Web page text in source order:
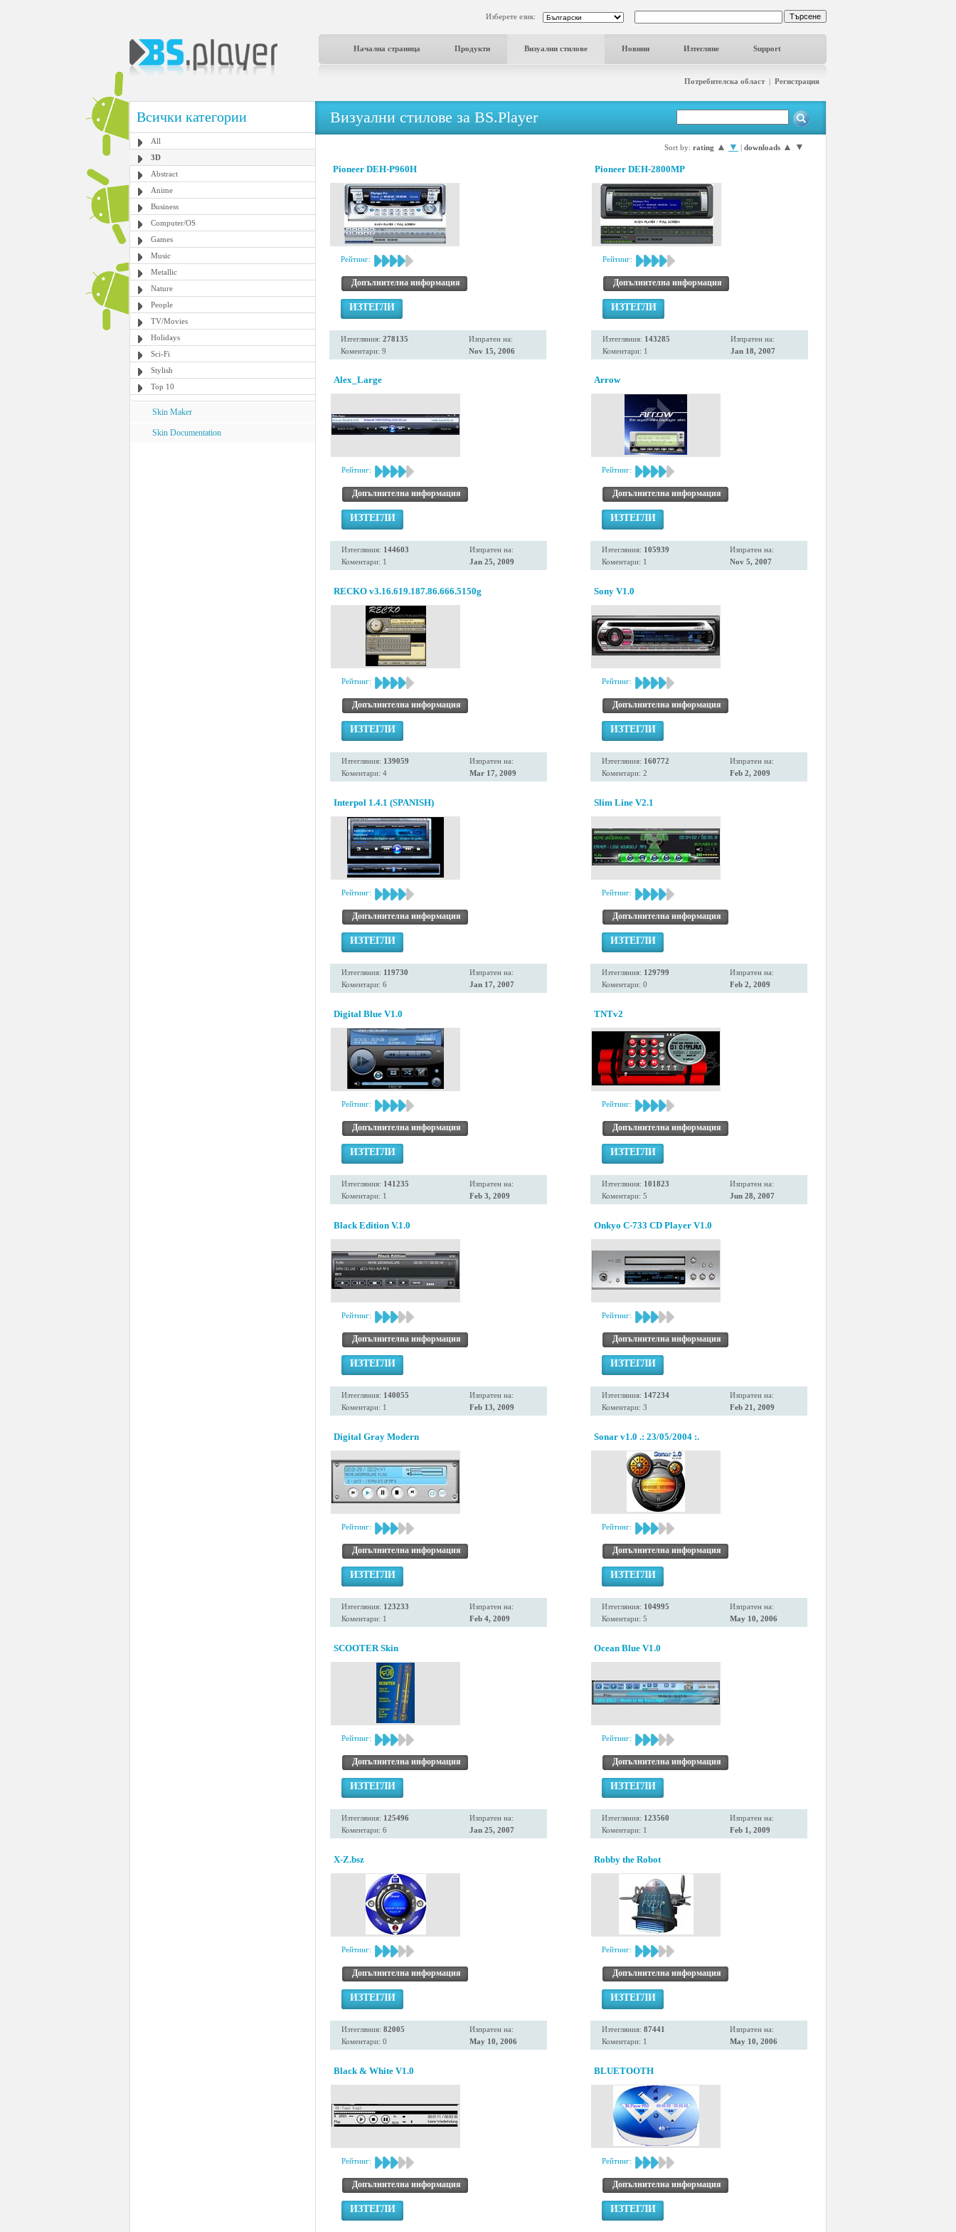
Изберете език:
Начална страница Продукти Визуални стилове Новини Изтегляне Support
Потребителска област| Регистрация
Всички категории
All
3D
Abstract
Anime
Business
Computer/OS
Games
Music
Metallic
Nature
People
TV/Movies
Holidays
Sci-Fi
Stylish
Top 10
Skin Maker
Skin Documentation
Визуални стилове за BS.Player
Sort by: rating ▲ ▼ | downloads ▲ ▼
Pioneer DEH-P960H
Рейтинг:
Допълнителна информация
ИЗТЕГЛИ
Изтегляния: 278135
Коментари: 9
Изпратен на:
Nov 15, 2006
Pioneer DEH-2800MP
Рейтинг:
Допълнителна информация
ИЗТЕГЛИ
Изтегляния: 143285
Коментари: 1
Изпратен на:
Jan 18, 2007
Alex_Large
Рейтинг:
Допълнителна информация
ИЗТЕГЛИ
Изтегляния: 144603
Коментари: 1
Изпратен на:
Jan 25, 2009
Arrow
Рейтинг:
Допълнителна информация
ИЗТЕГЛИ
Изтегляния: 105939
Коментари: 1
Изпратен на:
Nov 5, 2007
RECKO v3.16.619.187.86.666.5150g
Рейтинг:
Допълнителна информация
ИЗТЕГЛИ
Изтегляния: 139059
Коментари: 4
Изпратен на:
Mar 17, 2009
Sony V1.0
Рейтинг:
Допълнителна информация
ИЗТЕГЛИ
Изтегляния: 160772
Коментари: 2
Изпратен на:
Feb 2, 2009
Interpol 1.4.1 (SPANISH)
Рейтинг:
Допълнителна информация
ИЗТЕГЛИ
Изтегляния: 119730
Коментари: 6
Изпратен на:
Jan 17, 2007
Slim Line V2.1
Рейтинг:
Допълнителна информация
ИЗТЕГЛИ
Изтегляния: 129799
Коментари: 0
Изпратен на:
Feb 2, 2009
Digital Blue V1.0
Рейтинг:
Допълнителна информация
ИЗТЕГЛИ
Изтегляния: 141235
Коментари: 1
Изпратен на:
Feb 3, 2009
TNTv2
Рейтинг:
Допълнителна информация
ИЗТЕГЛИ
Изтегляния: 101823
Коментари: 5
Изпратен на:
Jun 28, 2007
Black Edition V.1.0
Рейтинг:
Допълнителна информация
ИЗТЕГЛИ
Изтегляния: 140055
Коментари: 1
Изпратен на:
Feb 13, 2009
Onkyo C-733 CD Player V1.0
Рейтинг:
Допълнителна информация
ИЗТЕГЛИ
Изтегляния: 147234
Коментари: 3
Изпратен на:
Feb 21, 2009
Digital Gray Modern
Рейтинг:
Допълнителна информация
ИЗТЕГЛИ
Изтегляния: 123233
Коментари: 1
Изпратен на:
Feb 4, 2009
Sonar v1.0 .: 23/05/2004 :.
Рейтинг:
Допълнителна информация
ИЗТЕГЛИ
Изтегляния: 104995
Коментари: 5
Изпратен на:
May 10, 2006
SCOOTER Skin
Рейтинг:
Допълнителна информация
ИЗТЕГЛИ
Изтегляния: 125496
Коментари: 6
Изпратен на:
Jan 25, 2007
Ocean Blue V1.0
Рейтинг:
Допълнителна информация
ИЗТЕГЛИ
Изтегляния: 123560
Коментари: 1
Изпратен на:
Feb 1, 2009
X-Z.bsz
Рейтинг:
Допълнителна информация
ИЗТЕГЛИ
Изтегляния: 82005
Коментари: 0
Изпратен на:
May 10, 2006
Robby the Robot
Рейтинг:
Допълнителна информация
ИЗТЕГЛИ
Изтегляния: 87441
Коментари: 1
Изпратен на:
May 10, 2006
Black & White V1.0
Рейтинг:
Допълнителна информация
ИЗТЕГЛИ
BLUETOOTH
Рейтинг:
Допълнителна информация
ИЗТЕГЛИ